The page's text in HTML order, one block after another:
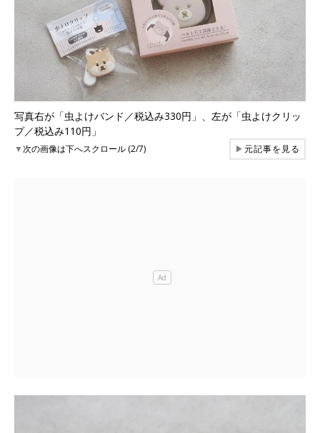
写真右が「虫よけバンド／税込み330円」、左が「虫よけクリッ
プ／税込み110円」
▼次の画像は下へスクロール (2/7) ▶元記事を見る